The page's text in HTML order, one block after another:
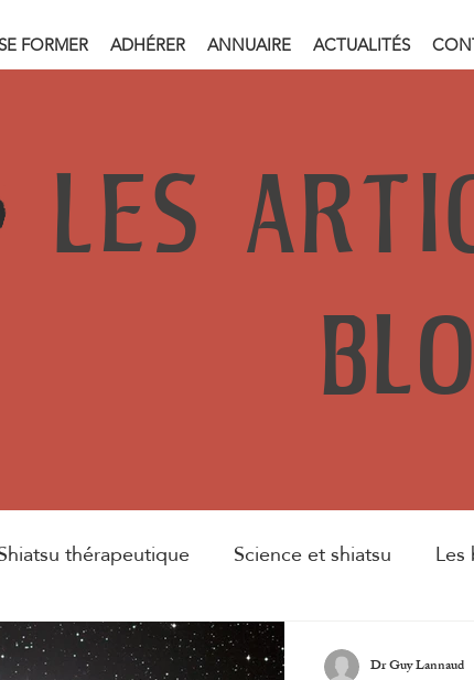
SE FORMER ADHÉRER ANNUAIRE ACTUALITÉS
LES
thérapeutique Science et shiatsu
Université d'été
Dr Guy Lannaud